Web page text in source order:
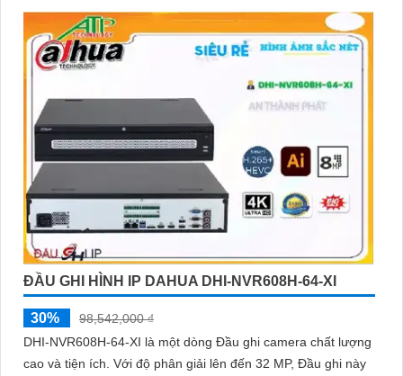
ĐẦU GHI HÌNH IP DAHUA DHI-NVR608H-64-XI
30%
98,542,000 ₫
DHI-NVR608H-64-XI là một dòng Đầu ghi camera chất lượng
cao và tiện ích. Với độ phân giải lên đến 32 MP, Đầu ghi này